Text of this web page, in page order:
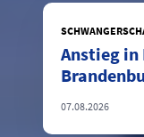
Anstieg in
07.08.2026